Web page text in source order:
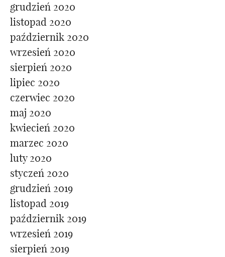
grudzień 2020
listopad 2020
październik 2020
wrzesień 2020
sierpień 2020
lipiec 2020
czerwiec 2020
maj 2020
kwiecień 2020
marzec 2020
luty 2020
styczeń 2020
grudzień 2019
listopad 2019
październik 2019
wrzesień 2019
sierpień 2019